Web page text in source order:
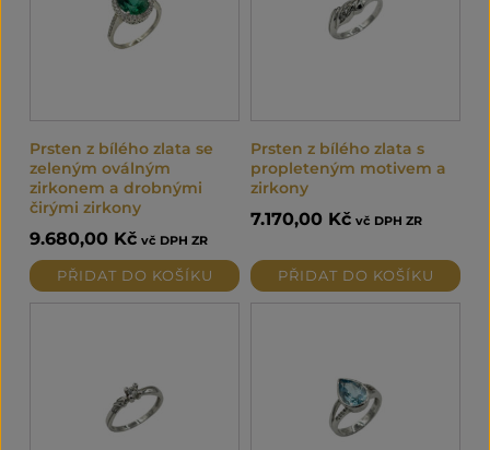
Prsten z bílého zlata se
zeleným oválným
zirkonem a drobnými
čirými zirkony
9.680,00 Kč vč DPH ZR
PŘIDAT DO KOŠÍKU
Prsten z bílého zlata s
propleteným motivem a
zirkony
7.170,00 Kč vč DPH ZR
PŘIDAT DO KOŠÍKU